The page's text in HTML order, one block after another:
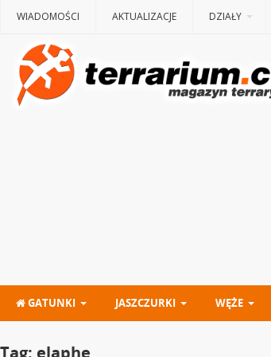
WIADOMOŚCI AKTUALIZACJE DZIAŁY
GATUNKI JASZCZURKI WĘŻE
Tag: elaphe